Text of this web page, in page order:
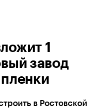
1
завод
в Ростовской